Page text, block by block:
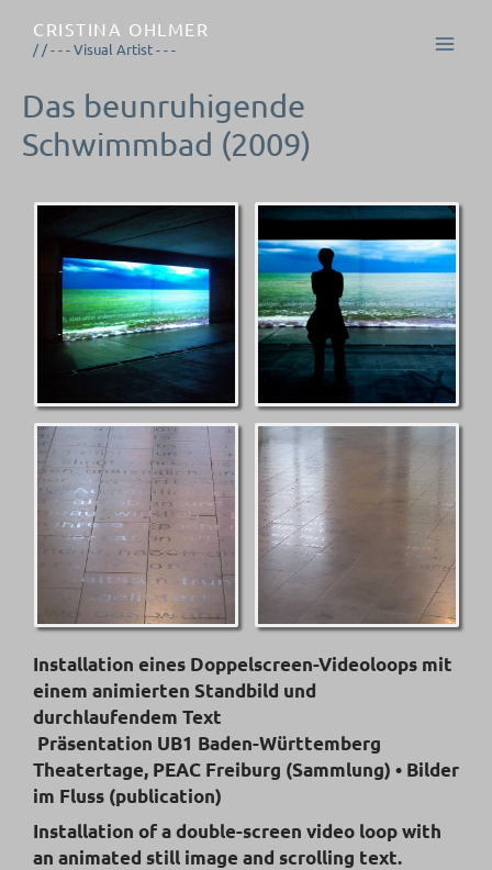
Inhalt
springen
CRISTINA OHLMER
/ / - - - Visual Artist - - -
Das beunruhigende
Schwimmbad (2009)
Installation eines Doppelscreen-Videoloops mit
einem animierten Standbild und
durchlaufendem Text
Präsentation UB1 Baden-Württemberg
Theatertage, PEAC Freiburg (Sammlung) • Bilder
im Fluss (publication)
Installation of a double-screen video loop with
an animated still image and scrolling text.